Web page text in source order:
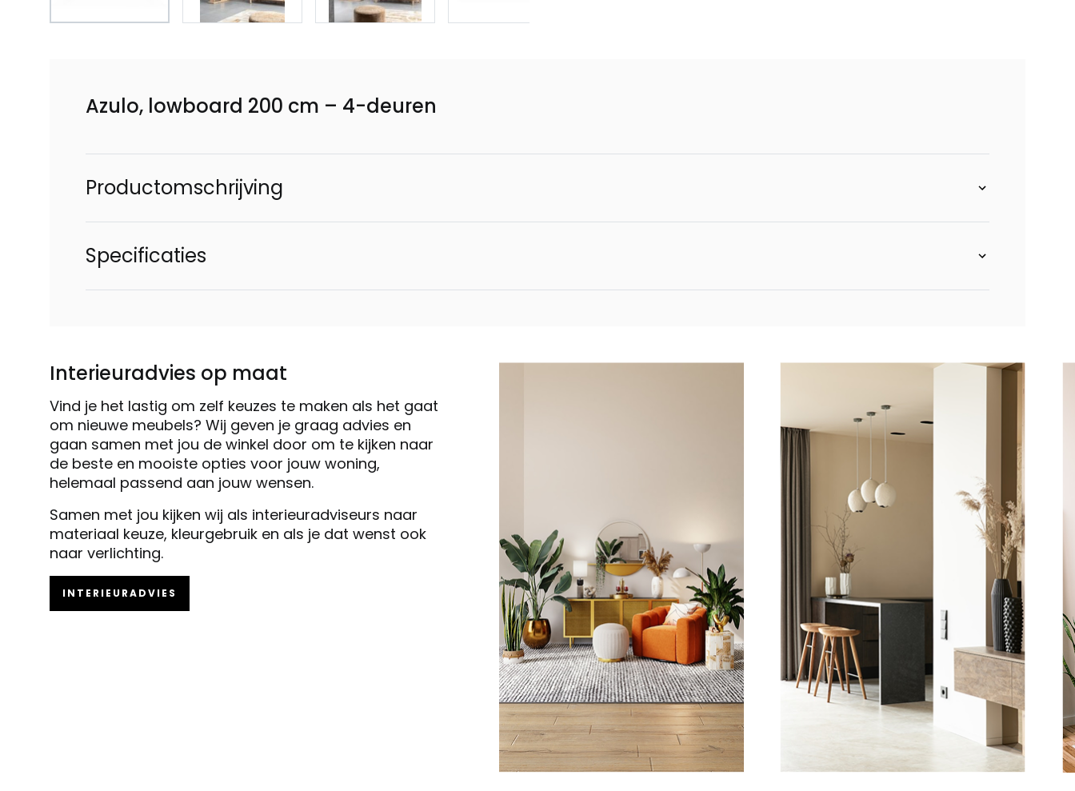
Azulo, lowboard 200 cm – 4-deuren
Productomschrijving
Specificaties
Interieuradvies op maat
Vind je het lastig om zelf keuzes te maken als het gaat
om nieuwe meubels? Wij geven je graag advies en
gaan samen met jou de winkel door om te kijken naar
de beste en mooiste opties voor jouw woning,
helemaal passend aan jouw wensen.
Samen met jou kijken wij als interieuradviseurs naar
materiaal keuze, kleurgebruik en als je dat wenst ook
naar verlichting.
INTERIEURADVIES